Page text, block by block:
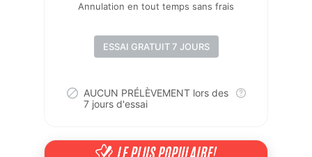
Annulation en tout temps sans frais
ESSAI GRATUIT 7 JOURS
AUCUN PRÉLÈVEMENT lors des
7 jours d'essai